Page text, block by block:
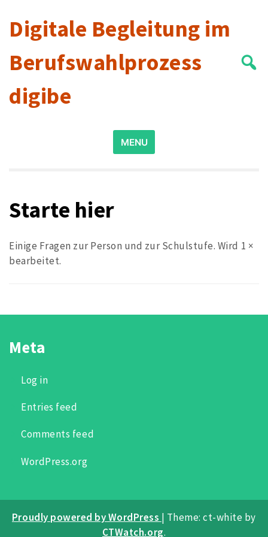
Digitale Begleitung im
Berufswahlprozess
digibe
Search
for:
MENU
Starte hier
Einige Fragen zur Person und zur Schulstufe. Wird 1 ×
bearbeitet.
Meta
Log in
Entries feed
Comments feed
WordPress.org
Proudly powered by WordPress | Theme: ct-white by
CTWatch.org.